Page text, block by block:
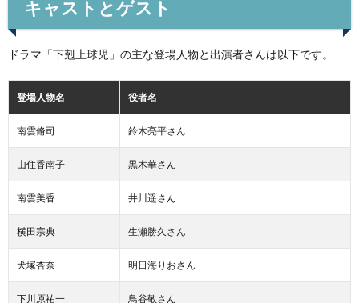
キャストとゲスト
ドラマ「下剋上球児」の主な登場人物と出演者さんは以下です。
登場人物名 役者名
南雲脩司 鈴木亮平さん
山住香南子 黒木華さん
南雲美香 井川遥さん
横田宗典 生瀬勝久さん
犬塚杏奈 明日海りおさん
下川原祐一 鳥谷敬さん